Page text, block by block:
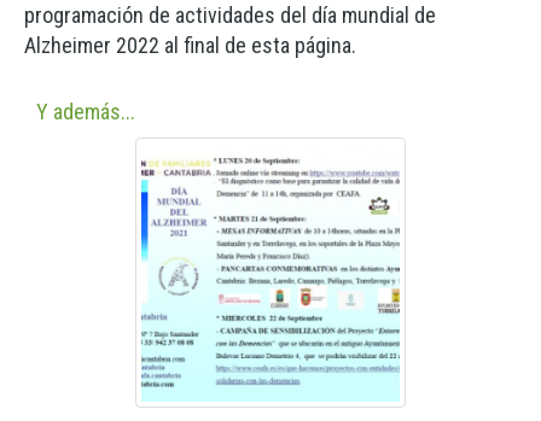
programación de actividades del día mundial de
Alzheimer 2022 al final de esta página.
Y además...